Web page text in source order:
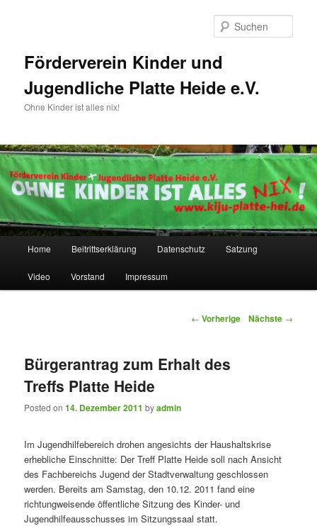
Förderverein Kinder und
Jugendliche Platte Heide e.V.
Ohne Kinder ist alles nix!
Zum Inhalt wechseln
Zum sekundären Inhalt wechseln
Home Beitrittserklärung Datenschutz Satzung
Video Vorstand Impressum
Artikelnavigation
← Vorherige Nächste →
Bürgerantrag zum Erhalt des
Treffs Platte Heide
Posted on14. Dezember 2011 byadmin
Im Jugendhilfebereich drohen angesichts der Haushaltskrise
erhebliche Einschnitte: Der Treff Platte Heide soll nach Ansicht
des Fachbereichs Jugend der Stadtverwaltung geschlossen
werden. Bereits am Samstag, den 10.12. 2011 fand eine
richtungweisende öffentliche Sitzung des Kinder- und
Jugendhilfeausschusses im Sitzungssaal statt.